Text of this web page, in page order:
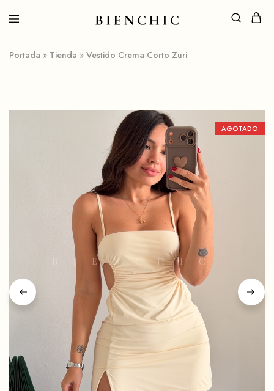
Portada » Tienda » Vestido Crema Corto Zuri
AGOTADO